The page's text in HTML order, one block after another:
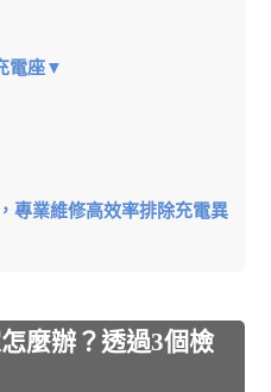
電座▼
專業維修高效率排除充電異
麼辦？透過3個檢